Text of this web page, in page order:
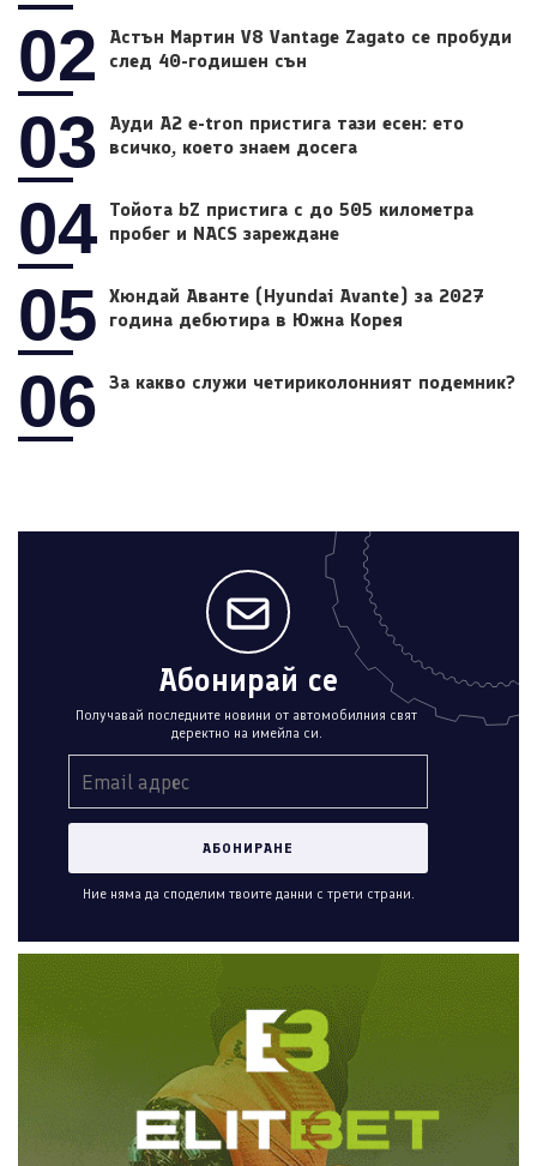
02
Астън Мартин V8 Vantage Zagato се пробуди
след 40-годишен сън
03
Ауди A2 e-tron пристига тази есен: ето
всичко, което знаем досега
04 Тойота bZ пристига с до 505 километра
пробег и NACS зареждане
05
Хюндай Аванте (Hyundai Avante) за 2027
година дебютира в Южна Корея
06 За какво служи четириколонният подемник?
Абонирай се
Получавай последните новини от автомобилния свят
деректно на имейла си.
Ние няма да споделим твоите данни с трети страни.